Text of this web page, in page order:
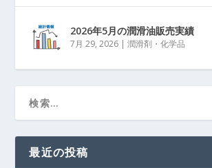
2026年5月の潤滑油販売実績
7月 29, 2026 |潤滑剤・化学品
最近の投稿